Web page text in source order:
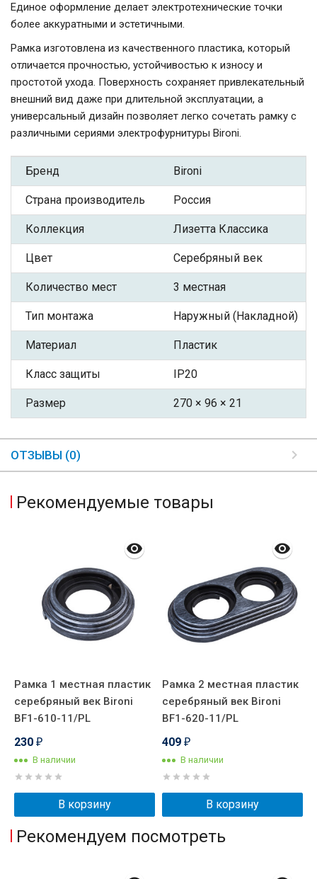
Единое оформление делает электротехнические точки
более аккуратными и эстетичными.
Рамка изготовлена из качественного пластика, который
отличается прочностью, устойчивостью к износу и
простотой ухода. Поверхность сохраняет привлекательный
внешний вид даже при длительной эксплуатации, а
универсальный дизайн позволяет легко сочетать рамку с
различными сериями электрофурнитуры Bironi.
Бренд Bironi
Страна производитель Россия
Коллекция Лизетта Классика
Цвет Серебряный век
Количество мест 3 местная
Тип монтажа Наружный (Накладной)
Материал Пластик
Класс защиты IP20
Размер 270 × 96 × 21
ОТЗЫВЫ (0)
Рекомендуемые товары
Рамка 1 местная пластик
серебряный век Bironi
BF1-610-11/PL
230 ₽
В наличии
В корзину
Рамка 2 местная пластик
серебряный век Bironi
BF1-620-11/PL
409 ₽
В наличии
В корзину
Рекомендуем посмотреть